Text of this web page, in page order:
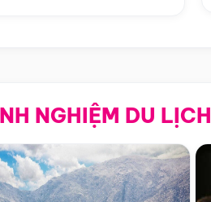
NGHIỆM DU LỊCH